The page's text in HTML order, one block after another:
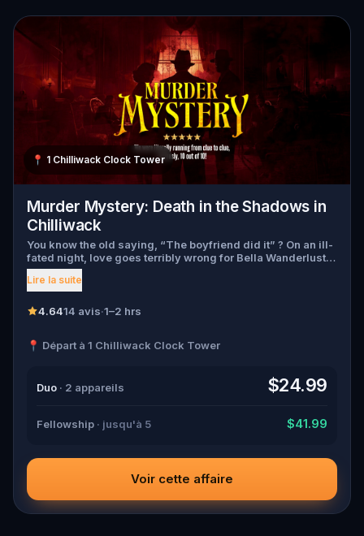
📍 1 Chilliwack Clock Tower
Murder Mystery: Death in the Shadows in
Chilliwack
You know the old saying, “The boyfriend did it” ? On an ill-
fated night, love goes terribly wrong for Bella Wanderlust
and Walter Bridges . Bella, a famous travel blogger, was
found dead during a ghost tour led by the theatrical Percy
Walter, the obsessed boyfriend? Percy, the ghost tour
suspects, and expose the real murderer before they strike
Lire la suite
4.6414 avis·1–2 hrs
📍 Départ à 1 Chilliwack Clock Tower
Duo · 2 appareils $24.99
Fellowship · jusqu'à 5 $41.99
Voir cette affaire